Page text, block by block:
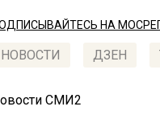
НА
НОВОСТИ ДЗЕН
СМИ2